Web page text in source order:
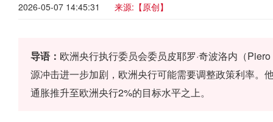
2026-05-07 14:45:31 来源:【原创】
导语： 欧洲央行执行委员会委员皮耶罗·奇波洛内（
源冲击进一步加剧，欧洲央行可能需要调整政策利率。
通胀推升至欧洲央行2%的目标水平之上。